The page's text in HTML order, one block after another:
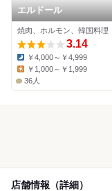
エルドール
焼肉、ホルモン、韓国料理
3.14
Dinner:
￥4,000～￥4,999
Lunch:
￥1,000～￥1,999
36人
店舗情報（詳細）